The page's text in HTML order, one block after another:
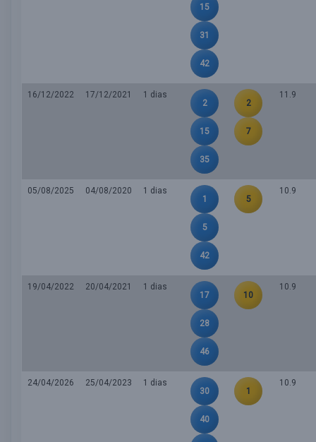
15
31
42
16/12/2022 17/12/2021
1 dias
2
15
35
2
7
11.9
05/08/2025 04/08/2020
1 dias
1
5
42
5
10.9
19/04/2022 20/04/2021
1 dias
17
28
46
10
10.9
24/04/2026 25/04/2023
1 dias
30
40
1
10.9